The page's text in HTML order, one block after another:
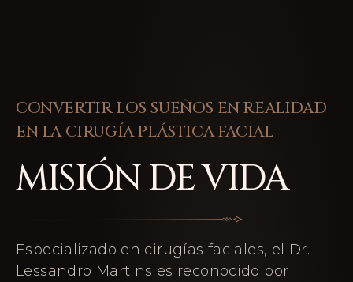
CONVERTIR LOS SUEÑOS EN REALIDAD
EN LA CIRUGÍA PLÁSTICA FACIAL
MISIÓN DE VIDA
Especializado en cirugías faciales, el Dr.
Lessandro Martins es reconocido por